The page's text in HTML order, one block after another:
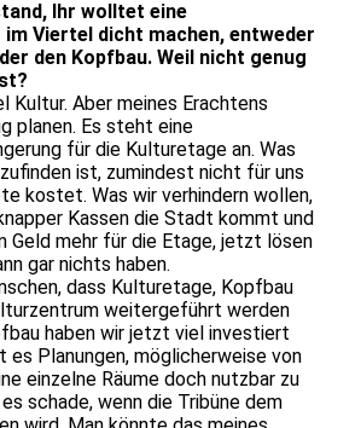
Ihr wolltet eine
Viertel dicht machen, entweder
den Kopfbau. Weil nicht genug
Kultur. Aber meines Erachtens
planen. Es steht eine
für die Kulturetage an. Was
ist, zumindest nicht für uns
kostet. Was wir verhindern wollen,
Kassen die Stadt kommt und
Geld mehr für die Etage, jetzt lösen
gar nichts haben.
dass Kulturetage, Kopfbau
weitergeführt werden
haben wir jetzt viel investiert
es Planungen, möglicherweise von
einzelne Räume doch nutzbar zu
schade, wenn die Tribüne dem